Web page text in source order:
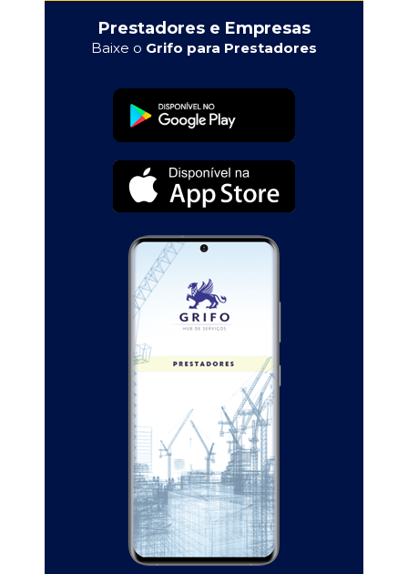
Prestadores e Empresas
Baixe o Grifo para Prestadores